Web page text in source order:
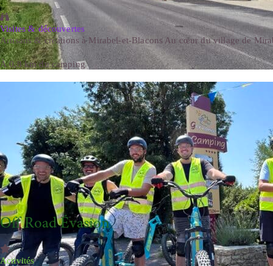
Visites & découvertes
Artisans & créations à Mirabel-et-Blacons Au cœur du village de
À 0,8 km du camping
Off Road Évasion
Activités